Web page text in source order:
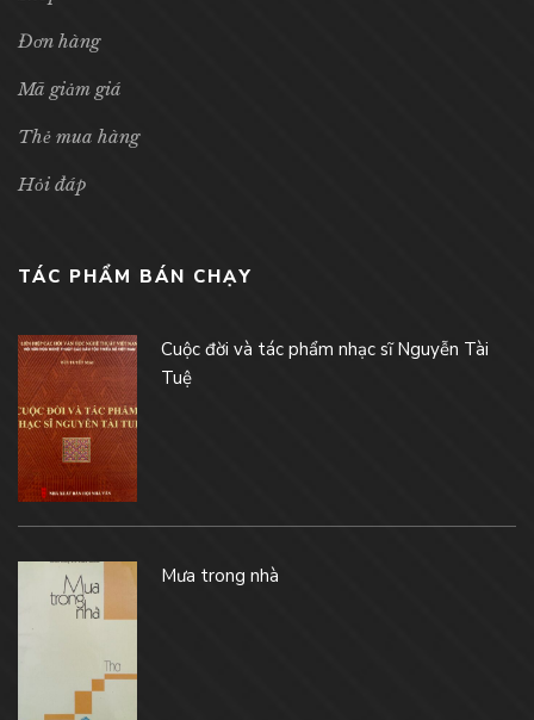
Đơn hàng
Mã giảm giá
Thẻ mua hàng
Hỏi đáp
TÁC PHẨM BÁN CHẠY
Cuộc đời và tác phẩm nhạc sĩ Nguyễn Tài
Tuệ
Mưa trong nhà